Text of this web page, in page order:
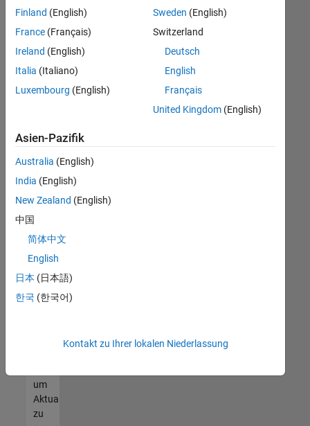
Suchkriterien
weiter
fassen
oder
alle
Stellenangebote
anzeigen .
noch
keine
offenen
Stellen
können,
die
Ihren
entsprechen,
werden
unseres
um
Aktualisierungen
zu
Finland (English)
France (Français)
Ireland (English)
Italia (Italiano)
Luxembourg (English)
Sweden (English)
Switzerland
Deutsch
English
Français
United Kingdom(English)
Asien-Pazifik
Australia (English)
India (English)
New Zealand (English)
中国
简体中文
English
日本 (日本語)
한국 (한국어)
Kontakt zu Ihrer lokalen Niederlassung